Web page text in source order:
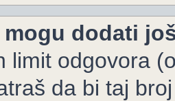
mogu dodati
limit odgovora
da bi taj